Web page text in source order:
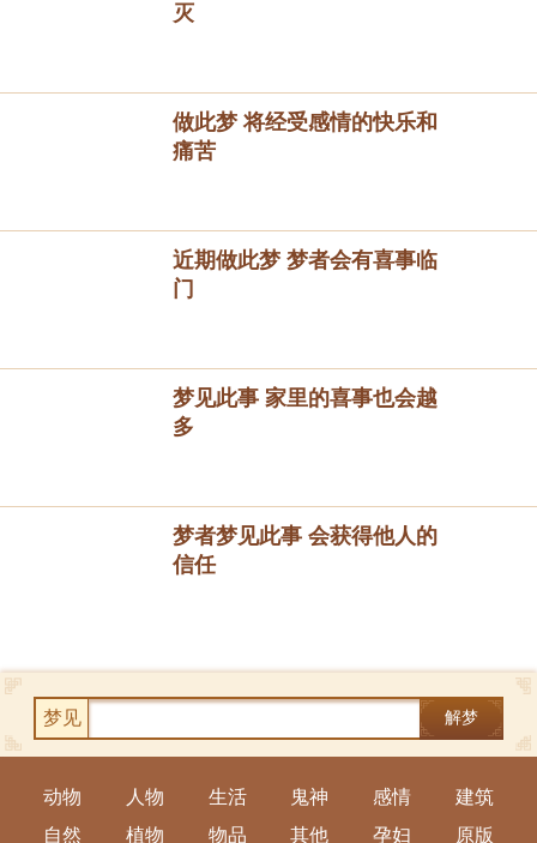
灭
做此梦 将经受感情的快乐和
痛苦
近期做此梦 梦者会有喜事临
门
梦见此事 家里的喜事也会越
多
梦者梦见此事 会获得他人的
信任
梦见 解梦
动物 人物 生活 鬼神 感情
建筑
自然
植物 物品 其他 孕妇 原版